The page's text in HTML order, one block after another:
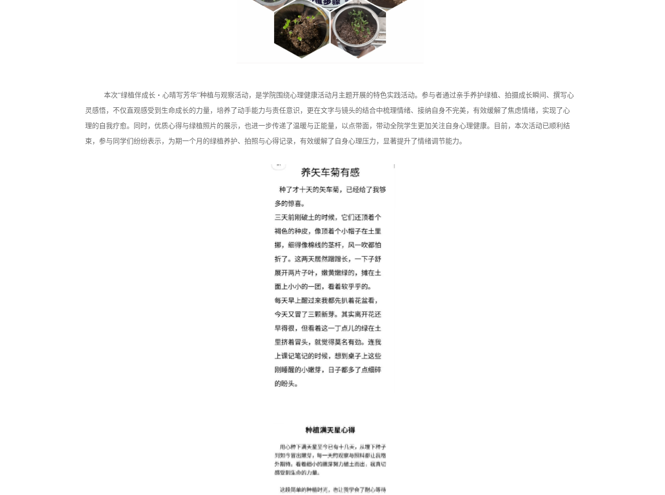
本次“绿植伴成长・心晴写芳华”种植与观察活动，是学院围绕心理健康活动月主题开展的特色实践活动。参与者通过亲手养护绿植、拍摄成长瞬间、撰写心
灵感悟，不仅直观感受到生命成长的力量，培养了动手能力与责任意识，更在文字与镜头的结合中梳理情绪、接纳自身不完美，有效缓解了焦虑情绪，实现了心
理的自我疗愈。同时，优质心得与绿植照片的展示，也进一步传递了温暖与正能量，以点带面，带动全院学生更加关注自身心理健康。目前，本次活动已顺利结
束，参与同学们纷纷表示，为期一个月的绿植养护、拍照与心得记录，有效缓解了自身心理压力，显著提升了情绪调节能力。